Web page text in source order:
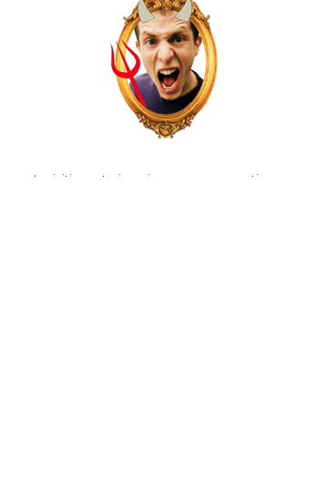
Iscriviti e potrai aggiungere commenti senza